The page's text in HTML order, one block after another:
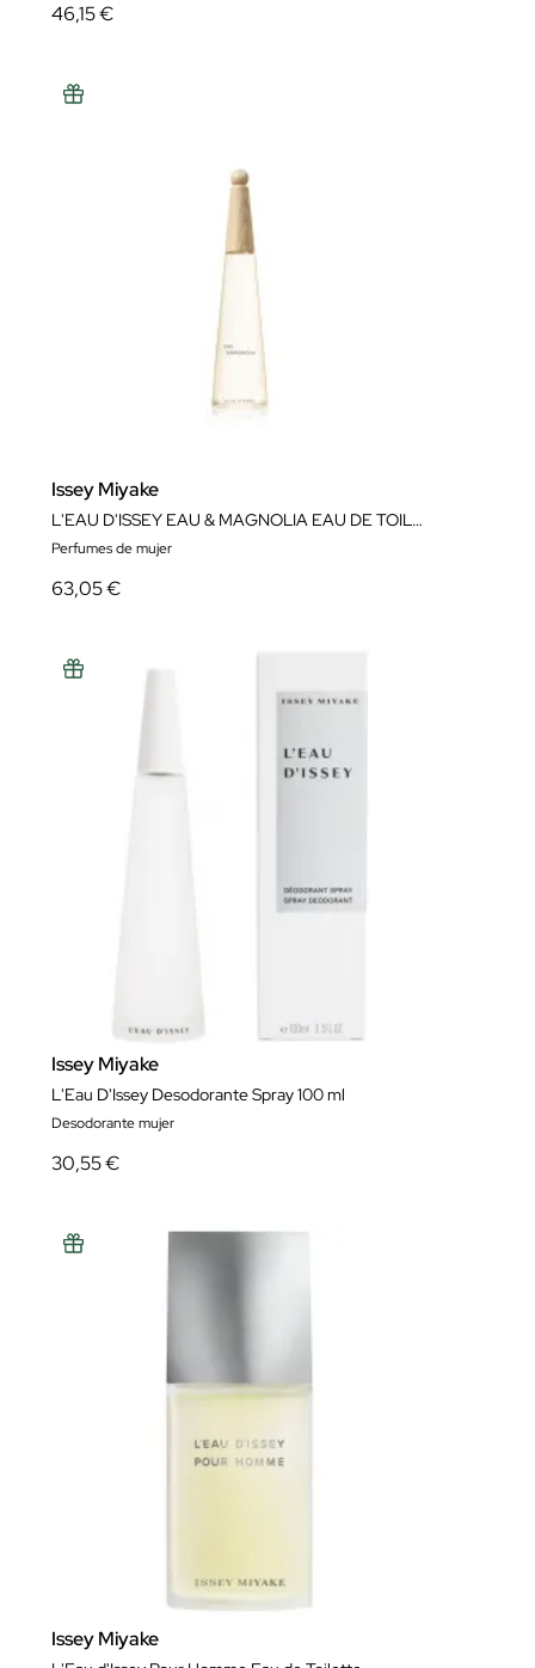
46,15 €
Issey Miyake
L'EAU D'ISSEY EAU & MAGNOLIA EAU DE TOILETTE INTENSE
Perfumes de mujer
63,05 €
Issey Miyake
L'Eau D'Issey Desodorante Spray 100 ml
Desodorante mujer
30,55 €
Issey Miyake